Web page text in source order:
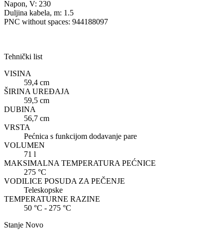
Napon, V: 230
Duljina kabela, m: 1.5
PNC without spaces: 944188097
Tehnički list
VISINA
59,4 cm
ŠIRINA UREĐAJA
59,5 cm
DUBINA
56,7 cm
VRSTA
Pećnica s funkcijom dodavanje pare
VOLUMEN
71 l
MAKSIMALNA TEMPERATURA PEĆNICE
275 °C
VODILICE POSUDA ZA PEČENJE
Teleskopske
TEMPERATURNE RAZINE
50 °C - 275 °C
Stanje Novo